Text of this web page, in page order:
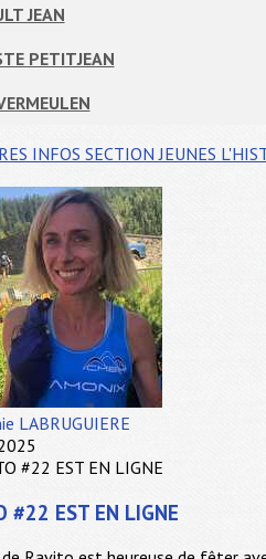
JEAN
PETITJEAN
INFOS SECTION JEUNES
LABRUGUIERE
#22 EST EN LIGNE